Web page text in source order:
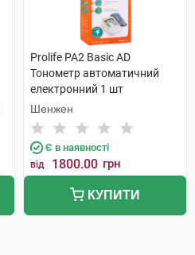
Prolife PA2 Basic AD
Тонометр автоматичний
електронний 1 шт
Шенжен
Є в наявності
від 1800.00 грн
КУПИТИ